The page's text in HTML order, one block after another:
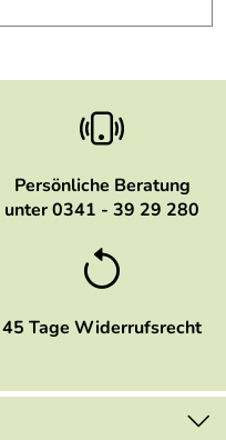
Persönliche Beratung
unter 0341 - 39 29 280
45 Tage Widerrufsrecht